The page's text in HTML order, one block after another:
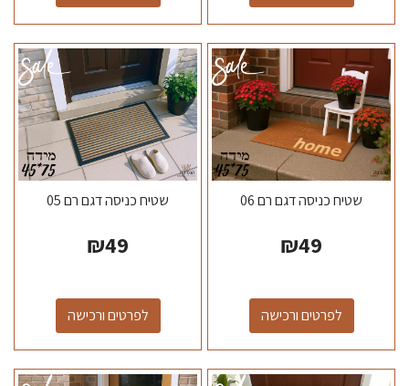
שטיח כניסה דגם רם 06
₪49
לפרטים ורכישה
שטיח כניסה דגם רם 05
₪49
לפרטים ורכישה